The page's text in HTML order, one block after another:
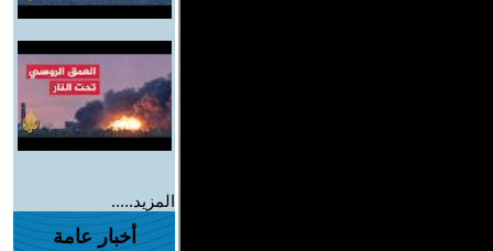
المزيد.....
أخبار عامة